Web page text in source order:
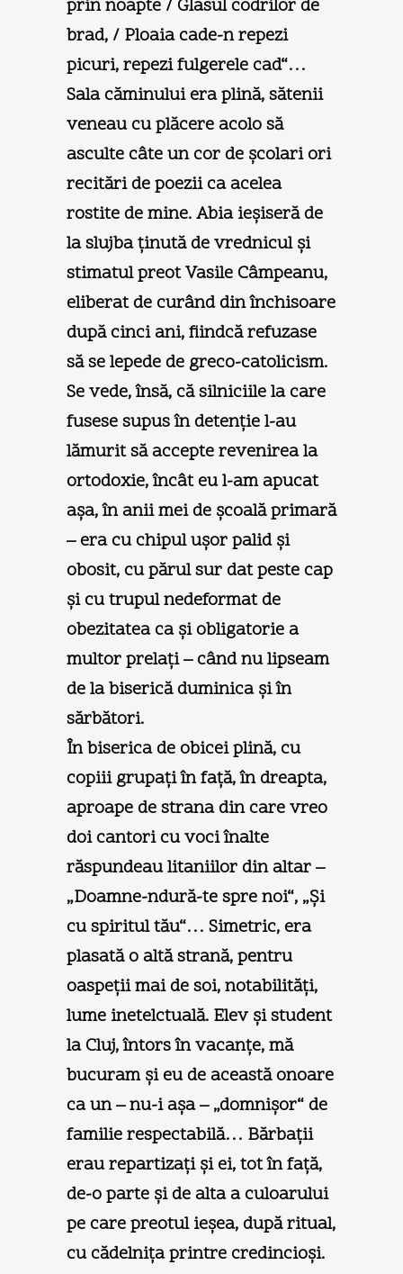
prin noapte / Glasul codrilor de
brad, / Ploaia cade-n repezi
picuri, repezi fulgerele cad“…
Sala căminului era plină, sătenii
veneau cu plăcere acolo să
asculte câte un cor de şcolari ori
recitări de poezii ca acelea
rostite de mine. Abia ieşiseră de
la slujba ţinută de vrednicul şi
stimatul preot Vasile Câmpeanu,
eliberat de curând din închisoare
după cinci ani, fiindcă refuzase
să se lepede de greco-catolicism.
Se vede, însă, că silniciile la care
fusese supus în detenţie l-au
lămurit să accepte revenirea la
ortodoxie, încât eu l-am apucat
aşa, în anii mei de şcoală primară
– era cu chipul uşor palid şi
obosit, cu părul sur dat peste cap
şi cu trupul nedeformat de
obezitatea ca şi obligatorie a
multor prelaţi – când nu lipseam
de la biserică duminica şi în
sărbători.
În biserica de obicei plină, cu
copiii grupaţi în faţă, în dreapta,
aproape de strana din care vreo
doi cantori cu voci înalte
răspundeau litaniilor din altar –
„Doamne-ndură-te spre noi“, „Şi
cu spiritul tău“… Simetric, era
plasată o altă strană, pentru
oaspeţii mai de soi, notabilităţi,
lume inetelctuală. Elev şi student
la Cluj, întors în vacanţe, mă
bucuram şi eu de această onoare
ca un – nu-i aşa – „domnişor“ de
familie respectabilă… Bărbaţii
erau repartizaţi şi ei, tot în faţă,
de-o parte şi de alta a culoarului
pe care preotul ieşea, după ritual,
cu cădelniţa printre credincioşi.